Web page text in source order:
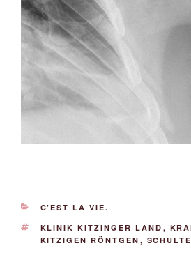
KATEGORIEN
C’EST LA VIE.
SCHLAGWÖRTER
KLINIK KITZINGER LAND ,
KITZIGEN RÖNTGEN ,